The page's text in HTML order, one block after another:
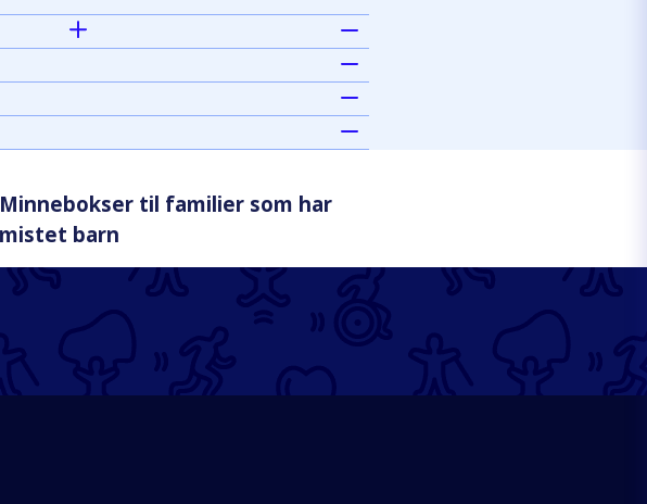
Minnebokser til familier som har
mistet barn